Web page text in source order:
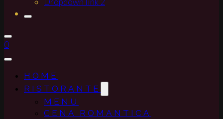
0
HOME
RISTORANTE
MENU
CENA ROMANTICA